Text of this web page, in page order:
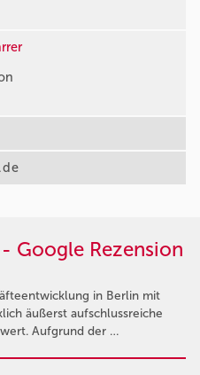
Google Rezension
in Berlin mit
äußerst aufschlussreiche
Aufgrund der …